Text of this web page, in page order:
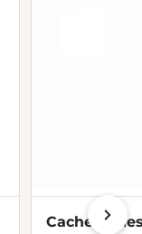
Cache-